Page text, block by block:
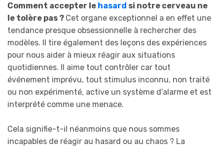
Comment accepter le hasard si notre cerveau ne
le tolère pas ? Cet organe exceptionnel a en effet une
tendance presque obsessionnelle à rechercher des
modèles. Il tire également des leçons des expériences
pour nous aider à mieux réagir aux situations
quotidiennes. Il aime tout contrôler car tout
événement imprévu, tout stimulus inconnu, non traité
ou non expérimenté, active un système d’alarme et est
interprété comme une menace.
Cela signifie-t-il néanmoins que nous sommes
incapables de réagir au hasard ou au chaos ? La